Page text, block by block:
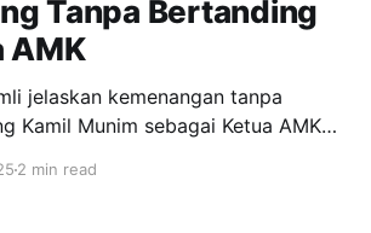
Tanpa Bertanding
AMK
jelaskan kemenangan tanpa
Kamil Munim sebagai Ketua AMK
ini timbul selepas
2 min read